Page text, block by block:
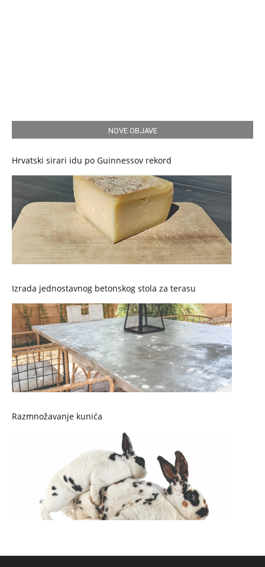
NOVE OBJAVE
Hrvatski sirari idu po Guinnessov rekord
Izrada jednostavnog betonskog stola za terasu
Razmnožavanje kunića